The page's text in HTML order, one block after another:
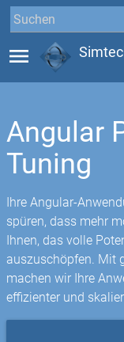
menu
Angular
Tuning
Ihre Angular-
spüren, dass mehr
Ihnen, das volle
auszuschöpfen. Mit
machen wir Ihre
effizienter und